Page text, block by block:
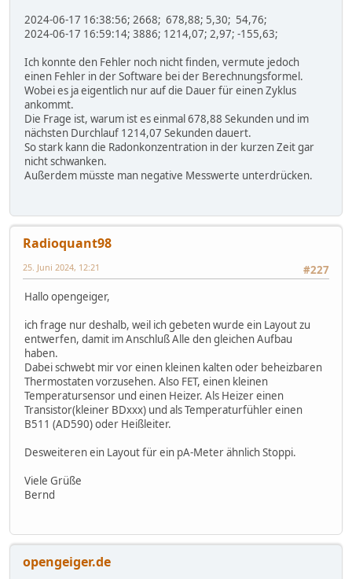
2024-06-17 16:38:56; 2668; 678,88; 5,30; 54,76;
2024-06-17 16:59:14; 3886; 1214,07; 2,97; -155,63;
Ich konnte den Fehler noch nicht finden, vermute jedoch
einen Fehler in der Software bei der Berechnungsformel.
Wobei es ja eigentlich nur auf die Dauer für einen Zyklus
ankommt.
Die Frage ist, warum ist es einmal 678,88 Sekunden und im
nächsten Durchlauf 1214,07 Sekunden dauert.
So stark kann die Radonkonzentration in der kurzen Zeit gar
nicht schwanken.
Außerdem müsste man negative Messwerte unterdrücken.
Radioquant98
#227
25. Juni 2024, 12:21
Hallo opengeiger,
ich frage nur deshalb, weil ich gebeten wurde ein Layout zu
entwerfen, damit im Anschluß Alle den gleichen Aufbau
haben.
Dabei schwebt mir vor einen kleinen kalten oder beheizbaren
Thermostaten vorzusehen. Also FET, einen kleinen
Temperatursensor und einen Heizer. Als Heizer einen
Transistor(kleiner BDxxx) und als Temperaturfühler einen
B511 (AD590) oder Heißleiter.
Desweiteren ein Layout für ein pA-Meter ähnlich Stoppi.
Viele Grüße
Bernd
opengeiger.de